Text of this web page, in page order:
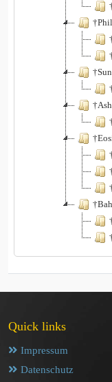
Quick links
Impressum
Datenschutz